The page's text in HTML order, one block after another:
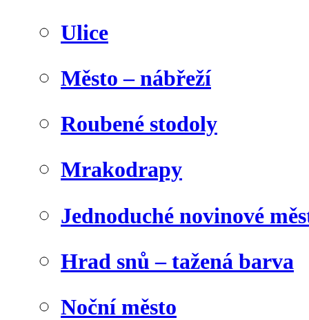
Ulice
Město – nábřeží
Roubené stodoly
Mrakodrapy
Jednoduché novinové
Hrad snů – tažená barva
Noční město